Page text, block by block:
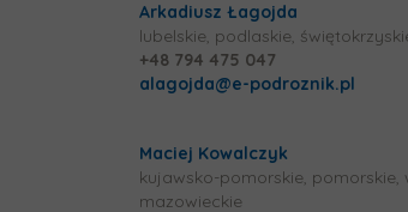
Arkadiusz Łagojda
lubelskie, podlaskie,
+48 794 475 047
alagojda@e-podroznik.pl
Maciej Kowalczyk
kujawsko-pomorskie,
mazowieckie